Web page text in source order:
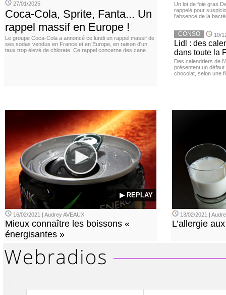
27/01/2025
Coca-Cola, Sprite, Fanta... Un
rappel massif en Europe !
Le groupe Coca-Cola a annoncé ce lundi un rappel massif de
ses sodas vendus en France et en Europe, en raison d'un
taux trop élevé de chlorate. Ce rappel concerne des cane
Un lot de foie gras
rappelé pour
l'absence de la
CONSO 10/
Lidl : des
dans toute la
Des calendriers de
présentent un défaut
chocolat, selon une
▶ REPLAY
16/02/2021 | Audrey AVEAUX
Mieux connaître les boissons «
énergisantes »
13/02/2021 |
L’allergie